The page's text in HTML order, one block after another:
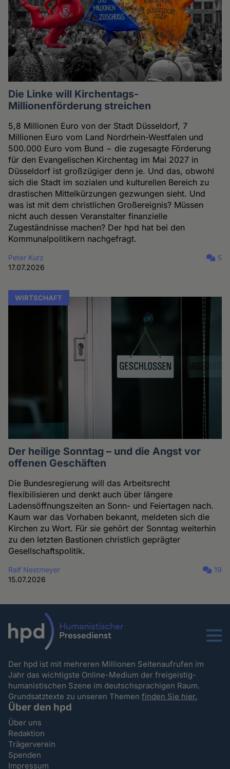
Die Linke will Kirchentags-
Millionenförderung streichen
5,8 Millionen Euro von der Stadt Düsseldorf, 7
Millionen Euro vom Land Nordrhein-Westfalen und
500.000 Euro vom Bund − die zugesagte Förderung
für den Evangelischen Kirchentag im Mai 2027 in
Düsseldorf ist großzügiger denn je. Und das, obwohl
sich die Stadt im sozialen und kulturellen Bereich zu
drastischen Mittelkürzungen gezwungen sieht. Und
was ist mit dem christlichen Großereignis? Müssen
nicht auch dessen Veranstalter finanzielle
Zugeständnisse machen? Der hpd hat bei den
Kommunalpolitikern nachgefragt.
Peter Kurz
17.07.2026
5
WIRTSCHAFT
Der heilige Sonntag – und die Angst vor
offenen Geschäften
Die Bundesregierung will das Arbeitsrecht
flexibilisieren und denkt auch über längere
Ladensöffnungszeiten an Sonn- und Feiertagen nach.
Kaum war das Vorhaben bekannt, meldeten sich die
Kirchen zu Wort. Für sie gehört der Sonntag weiterhin
zu den letzten Bastionen christlich geprägter
Gesellschaftspolitik.
Ralf Nestmeyer
15.07.2026
19
Menu
Der hpd ist mit mehreren Millionen Seitenaufrufen im
Jahr das wichtigste Online-Medium der freigeistig-
humanistischen Szene im deutschsprachigen Raum.
Grundsatztexte zu unseren Themenfinden Sie hier.
Über den hpd
Über uns
Redaktion
Trägerverein
Spenden
Impressum